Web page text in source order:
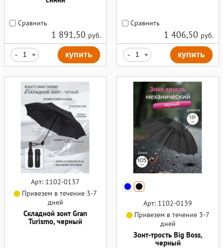
Сравнить
1 891,50 руб.
- + купить
Сравнить
1 406,50 руб.
- + купить
Арт: 1102-0137
Привезем в течение 3-7
дней
Складной зонт Gran
Turismo, черный
Арт: 1102-0139
Привезем в течение 3-7
дней
Зонт-трость Big Boss,
черный